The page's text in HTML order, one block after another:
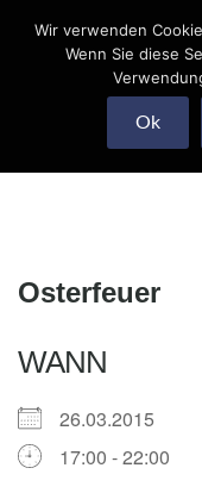
Osterfeuer
WANN
26.03.2015
17:00 - 22:00
Wir verwenden
Wenn Sie diese
Ok